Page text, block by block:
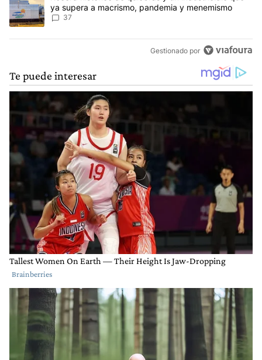
ya supera a macrismo, pandemia y menemismo
37
Gestionado por